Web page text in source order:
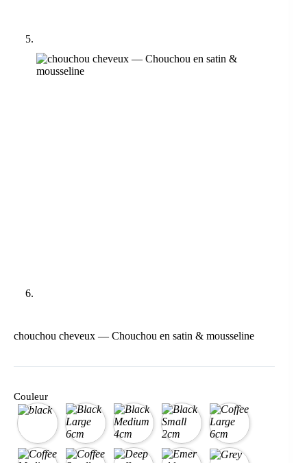
chouchou cheveux — Chouchou en satin & mousseline
Couleur